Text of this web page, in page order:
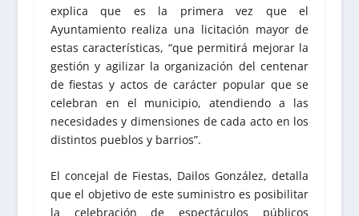
explica que es la primera vez que el
Ayuntamiento realiza una licitación mayor de
estas características, “que permitirá mejorar la
gestión y agilizar la organización del centenar
de fiestas y actos de carácter popular que se
celebran en el municipio, atendiendo a las
necesidades y dimensiones de cada acto en los
distintos pueblos y barrios”.
El concejal de Fiestas, Dailos González, detalla
que el objetivo de este suministro es posibilitar
la celebración de espectáculos públicos